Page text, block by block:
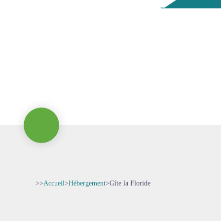
>>Accueil>Hébergement>Gîte la Floride